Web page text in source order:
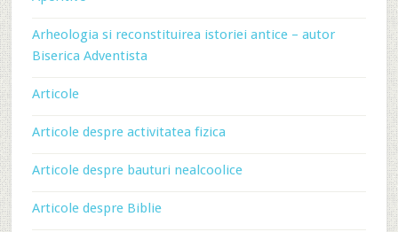
Arheologia si reconstituirea istoriei antice – autor
Biserica Adventista
Articole
Articole despre activitatea fizica
Articole despre bauturi nealcoolice
Articole despre Biblie